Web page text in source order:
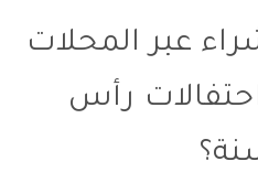
عبر المحلات
رأس